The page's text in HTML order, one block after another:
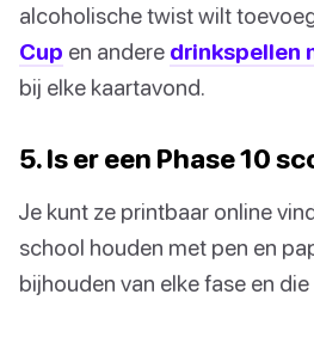
alcoholische twist wilt
Cup en andere drinkspellen
bij elke kaartavond.
5. Is er een Phase 10
Je kunt ze printbaar online
school houden met pen en
bijhouden van elke fase en